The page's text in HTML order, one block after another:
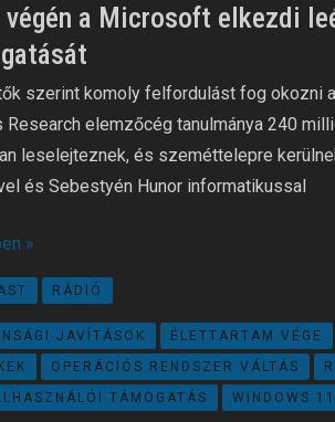
végén a Microsoft elkezdi
szerint komoly felfordulást fog okozni
Research elemzőcég tanulmánya 240
leselejteznek, és szeméttelepre
és Sebestyén Hunor informatikussal
»
RÁDIÓ
JAVÍTÁSOK ÉLETTARTAM VÉGE
OPERÁCIÓS RENDSZER VÁLTÁS
TÁMOGATÁS
WINDOWS 11